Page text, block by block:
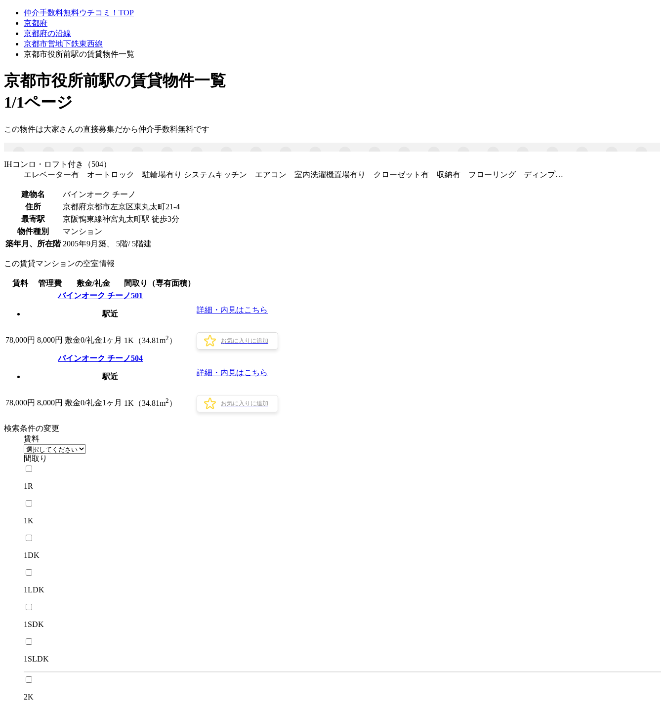
仲介手数料無料ウチコミ！TOP
京都府
京都府の沿線
京都市営地下鉄東西線
京都市役所前駅の賃貸物件一覧
京都市役所前駅の賃貸物件一覧
1/1ページ
この物件は大家さんの直接募集だから仲介手数料無料です
IHコンロ・ロフト付き（504）
エレベーター有 オートロック 駐輪場有り システムキッチン エアコン 室内洗濯機置場有り クローゼット有 収納有 フローリング ディンプ…
建物名
バインオーク チーノ
住所
京都府京都市左京区東丸太町21-4
最寄駅
京阪鴨東線神宮丸太町駅 徒歩3分
物件種別
マンション
築年月、所在階 2005年9月築、 5階/ 5階建
この賃貸マンションの空室情報
賃料 管理費 敷金/礼金
間取り（専有面積）
バインオーク チーノ501
駅近 詳細・内見はこちら
78,000円 8,000円 敷金0/礼金1ヶ月 1K（34.81m2 ） お気に入りに追加
バインオーク チーノ504
駅近 詳細・内見はこちら
78,000円 8,000円 敷金0/礼金1ヶ月 1K（34.81m2 ） お気に入りに追加
検索条件の変更
賃料
間取り
1R
1K
1DK
1LDK
1SDK
1SLDK
2K